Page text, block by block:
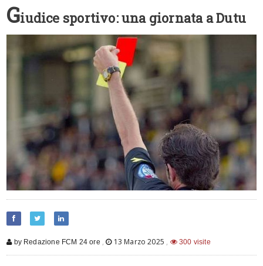
Giudice sportivo: una giornata a Dutu
by Redazione FCM 24 ore , 13 Marzo 2025 , 300 visite